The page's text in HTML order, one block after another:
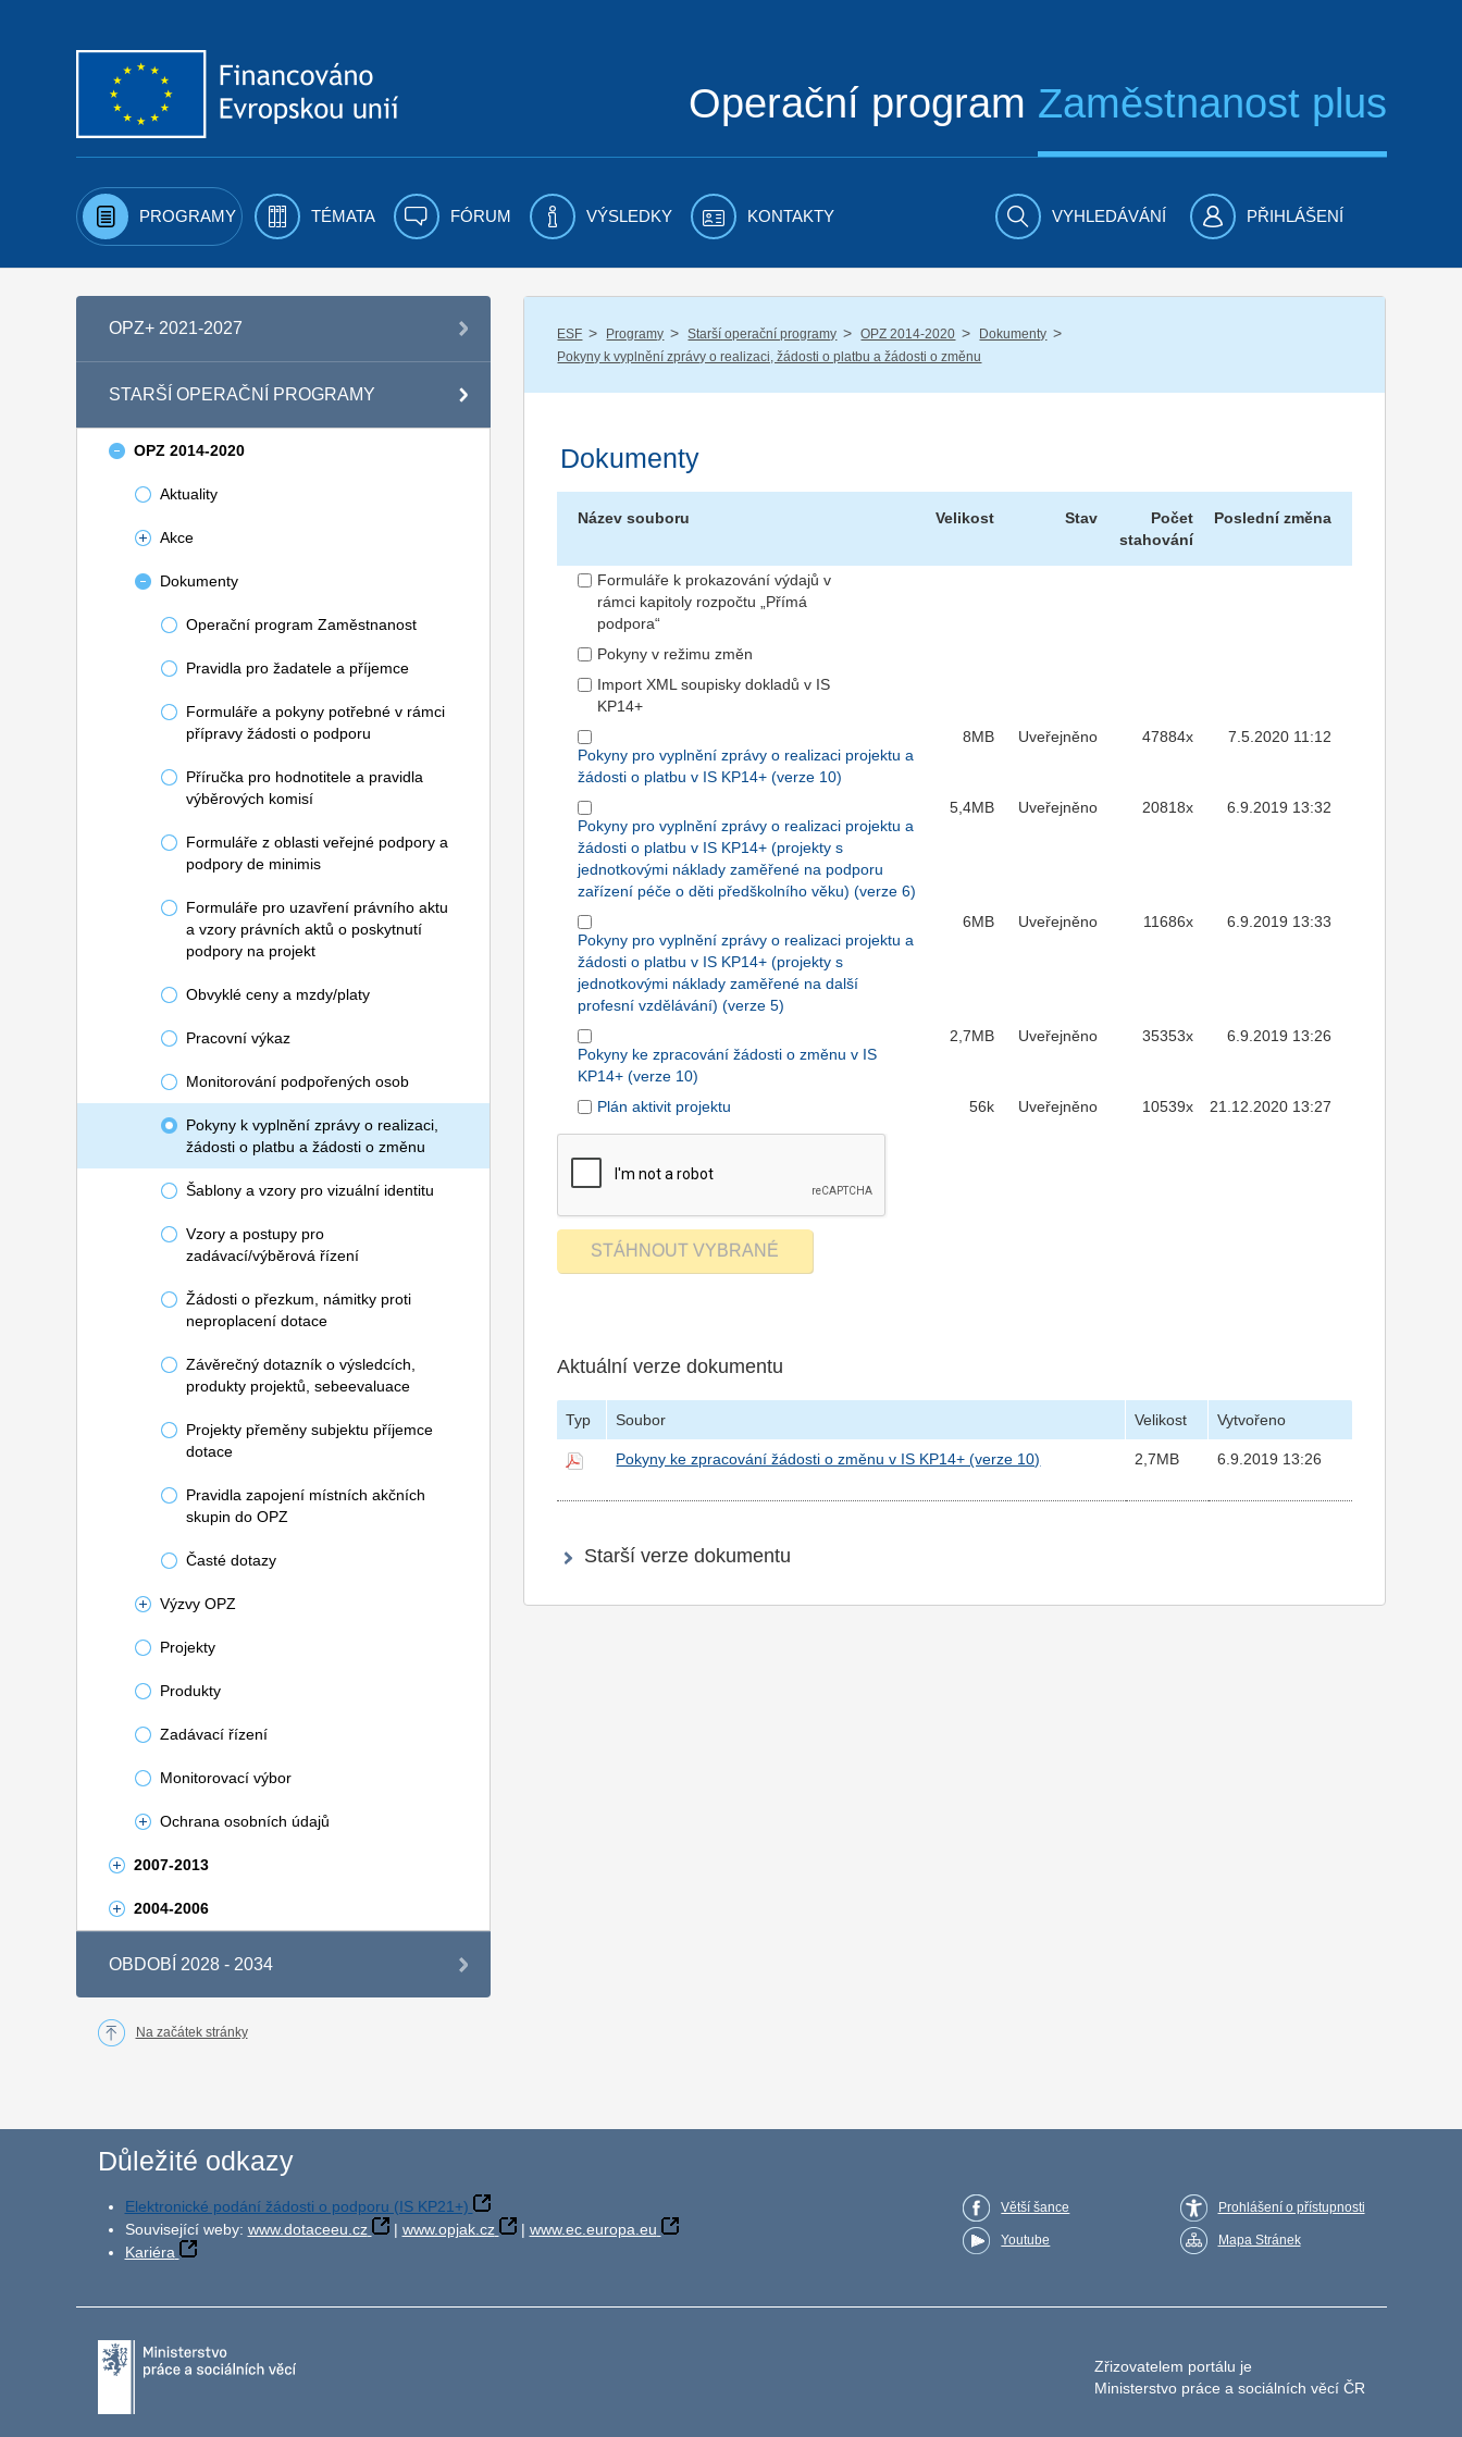
Operační program Zaměstnanost plus
PROGRAMY TÉMATA FÓRUM VÝSLEDKY KONTAKTY VYHLEDÁVÁNÍ PŘIHLÁŠENÍ
OPZ+ 2021-2027
STARŠÍ OPERAČNÍ PROGRAMY
OPZ 2014-2020
Aktuality
Akce
Dokumenty
Operační program Zaměstnanost
Pravidla pro žadatele a příjemce
Formuláře a pokyny potřebné v rámci
přípravy žádosti o podporu
Příručka pro hodnotitele a pravidla
výběrových komisí
Formuláře z oblasti veřejné podpory a
podpory de minimis
Formuláře pro uzavření právního aktu
a vzory právních aktů o poskytnutí
podpory na projekt
Obvyklé ceny a mzdy/platy
Pracovní výkaz
Monitorování podpořených osob
Pokyny k vyplnění zprávy o realizaci,
žádosti o platbu a žádosti o změnu
Šablony a vzory pro vizuální identitu
Vzory a postupy pro
zadávací/výběrová řízení
Žádosti o přezkum, námitky proti
neproplacení dotace
Závěrečný dotazník o výsledcích,
produkty projektů, sebeevaluace
Projekty přeměny subjektu příjemce
dotace
Pravidla zapojení místních akčních
skupin do OPZ
Časté dotazy
Výzvy OPZ
Projekty
Produkty
Zadávací řízení
Monitorovací výbor
Ochrana osobních údajů
2007-2013
2004-2006
OBDOBÍ 2028 - 2034
ESF / Programy / Starší operační programy / OPZ 2014-2020 / Dokumenty /
Pokyny k vyplnění zprávy o realizaci, žádosti o platbu a žádosti o změnu
Dokumenty
Název souboru Velikost Stav
Počet
stahování
Poslední změna
Formuláře k prokazování výdajů v
rámci kapitoly rozpočtu „Přímá
podpora“
Pokyny v režimu změn
Import XML soupisky dokladů v IS
KP14+
Pokyny pro vyplnění zprávy o realizaci projektu a
žádosti o platbu v IS KP14+ (verze 10)
8MB Uveřejněno 47884x 7.5.2020 11:12
Pokyny pro vyplnění zprávy o realizaci projektu a
žádosti o platbu v IS KP14+ (projekty s
jednotkovými náklady zaměřené na podporu
zařízení péče o děti předškolního věku) (verze 6)
5,4MB Uveřejněno 20818x 6.9.2019 13:32
Pokyny pro vyplnění zprávy o realizaci projektu a
žádosti o platbu v IS KP14+ (projekty s
jednotkovými náklady zaměřené na další
profesní vzdělávání) (verze 5)
6MB Uveřejněno 11686x 6.9.2019 13:33
Pokyny ke zpracování žádosti o změnu v IS
KP14+ (verze 10)
2,7MB Uveřejněno 35353x 6.9.2019 13:26
Plán aktivit projektu 56k Uveřejněno 10539x 21.12.2020 13:27
Aktuální verze dokumentu
Typ Soubor Velikost Vytvořeno
Pokyny ke zpracování žádosti o změnu v IS KP14+ (verze 10) 2,7MB 6.9.2019 13:26
Starší verze dokumentu
Na začátek stránky
Důležité odkazy
Elektronické podání žádosti o podporu (IS KP21+)
Související weby: www.dotaceeu.cz | www.opjak.cz | www.ec.europa.eu
Kariéra
Větší šance
Youtube
Prohlášení o přístupnosti
Mapa Stránek
Zřizovatelem portálu je
Ministerstvo práce a sociálních věcí ČR